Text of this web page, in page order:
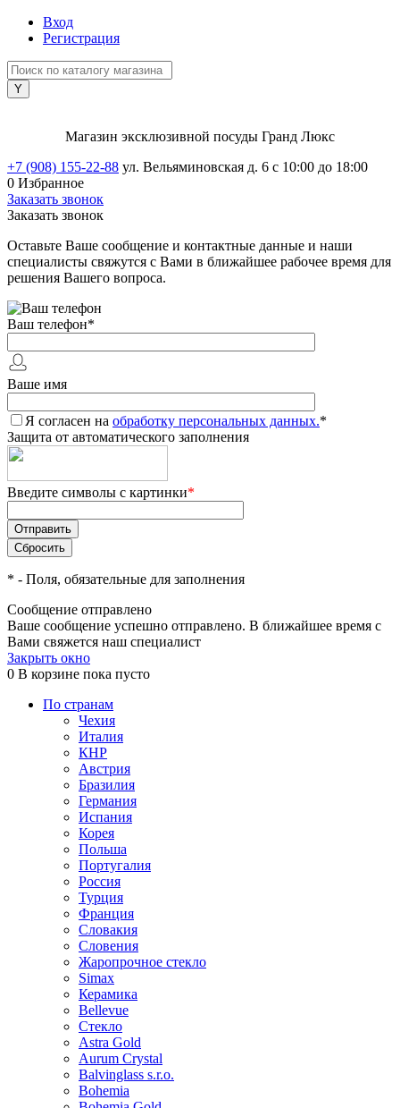
Вход
Регистрация
Магазин эксклюзивной посуды Гранд Люкс
+7 (908) 155-22-88 ул. Вельяминовская д. 6 с 10:00 до 18:00
0 Избранное
Заказать звонок
Заказать звонок
Оставьте Ваше сообщение и контактные данные и наши
специалисты свяжутся с Вами в ближайшее рабочее время для
решения Вашего вопроса.
Ваш телефон*
Ваше имя
Я согласен на обработку персональных данных.*
Защита от автоматического заполнения
Введите символы с картинки*
* - Поля, обязательные для заполнения
Сообщение отправлено
Ваше сообщение успешно отправлено. В ближайшее время с
Вами свяжется наш специалист
Закрыть окно
0 В корзине пока пусто
По странам
Чехия
Италия
КНР
Австрия
Бразилия
Германия
Испания
Корея
Польша
Португалия
Россия
Турция
Франция
Словакия
Словения
Жаропрочное стекло
Simax
Керамика
Bellevue
Стекло
Astra Gold
Aurum Crystal
Balvinglass s.r.o.
Bohemia